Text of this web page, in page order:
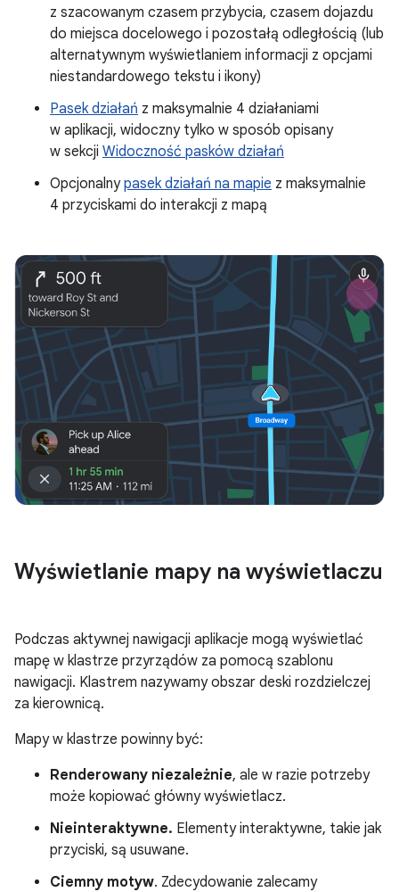
z szacowanym czasem przybycia, czasem dojazdu
do miejsca docelowego i pozostałą odległością (lub
alternatywnym wyświetlaniem informacji z opcjami
niestandardowego tekstu i ikony)
Pasek działań z maksymalnie 4 działaniami
w aplikacji, widoczny tylko w sposób opisany
w sekcji Widoczność pasków działań
Opcjonalnypasek działań na mapie z maksymalnie
4 przyciskami do interakcji z mapą
Wyświetlanie mapy na wyświetlaczu
Podczas aktywnej nawigacji aplikacje mogą wyświetlać
mapę w klastrze przyrządów za pomocą szablonu
nawigacji. Klastrem nazywamy obszar deski rozdzielczej
za kierownicą.
Mapy w klastrze powinny być:
Renderowany niezależnie, ale w razie potrzeby
może kopiować główny wyświetlacz.
Nieinteraktywne. Elementy interaktywne, takie jak
przyciski, są usuwane.
Ciemny motyw. Zdecydowanie zalecamy